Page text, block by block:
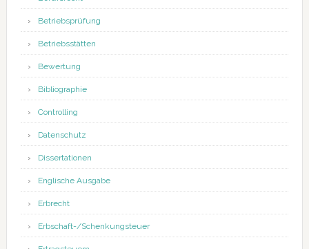
Betriebsprüfung
Betriebsstätten
Bewertung
Bibliographie
Controlling
Datenschutz
Dissertationen
Englische Ausgabe
Erbrecht
Erbschaft-/Schenkungsteuer